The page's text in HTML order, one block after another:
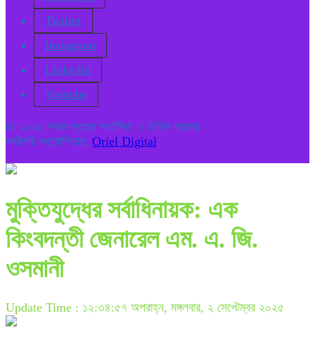
Twitter
Instagram
Linkedin
Youtube
© ২০২৫ সকল স্বত্ত সংরক্ষিত । দৈনিক সরকার
কারিগরি সহযোগিতায়: Oriel Digital
মুক্তিযুদ্ধের সর্বাধিনায়ক: এক
কিংবদন্তী জেনারেল এম. এ. জি.
ওসমানী
Update Time : ১২:৩৪:৫৭ অপরাহ্ন, মঙ্গলবার, ২ সেপ্টেম্বর ২০২৫